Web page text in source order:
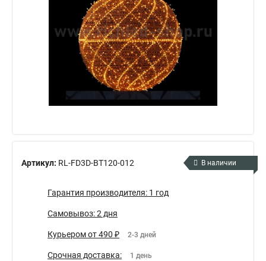
Артикул: RL-FD3D-BT120-012 В наличии
Гарантия производителя: 1 год
Самовывоз: 2 дня
Курьером от 490 ₽ 2-3 дней
Срочная доставка: 1 день